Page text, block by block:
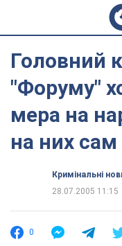
Головний
"Форуму"
мера на
на них сам
Кримінальні
28.07.2005 11:15
0